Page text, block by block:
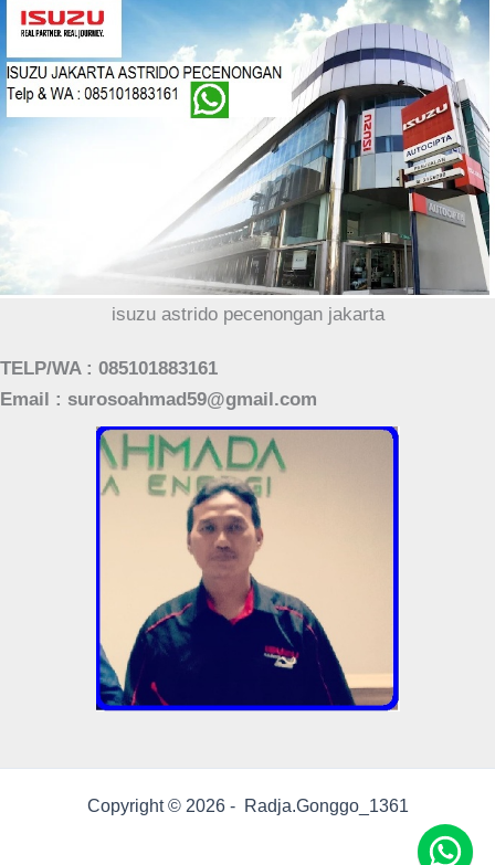
isuzu astrido pecenongan jakarta
TELP/WA : 085101883161
Email : surosoahmad59@gmail.com
Copyright © 2026 - Radja.Gonggo_1361